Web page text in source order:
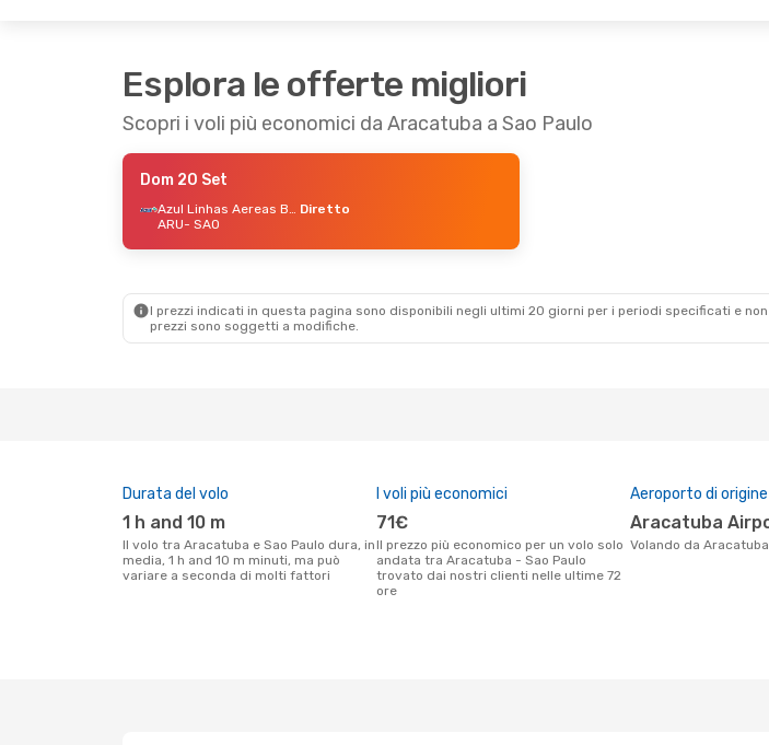
Esplora le offerte migliori
Scopri i voli più economici da Aracatuba a Sao Paulo
Dom 20 Set
Azul Linhas Aereas Brasileiras Diretto
ARU- SAO
I prezzi indicati in questa pagina sono disponibili negli ultimi 20 giorni per i periodi specificati e
prezzi sono soggetti a modifiche.
Durata del volo
1 h and 10 m
Il volo tra Aracatuba e Sao Paulo dura, in
media, 1 h and 10 m minuti, ma può
variare a seconda di molti fattori
I voli più economici
71€
Il prezzo più economico per un volo solo
andata tra Aracatuba - Sao Paulo
trovato dai nostri clienti nelle ultime 72
ore
Aeroporto di origine
Aracatuba
Volando da